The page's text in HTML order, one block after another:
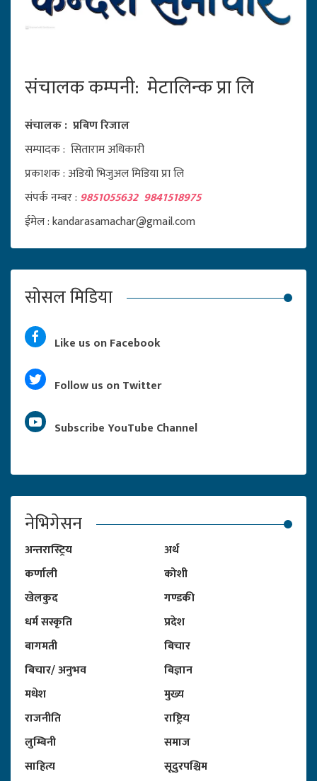
संचालक कम्पनी: मेटालिन्क प्रा लि
संचालक : प्रबिण रिजाल
सम्पादक : सिताराम अधिकारी
प्रकाशक : अडियो भिजुअल मिडिया प्रा लि
संपर्क नम्बर : 9851055632 9841518975
ईमेल : kandarasamachar@gmail.com
सोसल मिडिया
Like us on Facebook
Follow us on Twitter
Subscribe YouTube Channel
नेभिगेसन
अन्तरास्ट्रिय
अर्थ
कर्णाली
कोशी
खेलकुद
गण्डकी
धर्म सस्कृति
प्रदेश
बागमती
बिचार
बिचार/ अनुभव
बिज्ञान
मधेश
मुख्य
राजनीति
राष्ट्रिय
लुम्बिनी
समाज
साहित्य
सूदुरपश्चिम